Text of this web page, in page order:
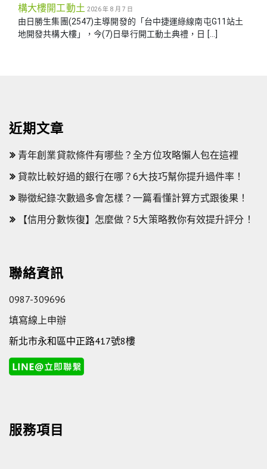
構大樓開工動土 2026 年 8 月 7 日
由日勝生集團(2547)主導開發的「台中捷運綠線南屯G11站土
地開發共構大樓」，今(7)日舉行開工動土典禮，日 […]
近期文章
青年創業貸款條件有哪些？全方位攻略懶人包在這裡
貸款比較好過的銀行在哪？6大技巧幫你提升過件率！
聯徵紀錄次數過多會怎樣？一篇看懂計算方式跟後果！
【信用分數恢復】怎麼做？5大策略教你有效提升評分！
聯絡資訊
0987-309696
填寫線上申辦
新北市永和區中正路417號8樓
服務項目